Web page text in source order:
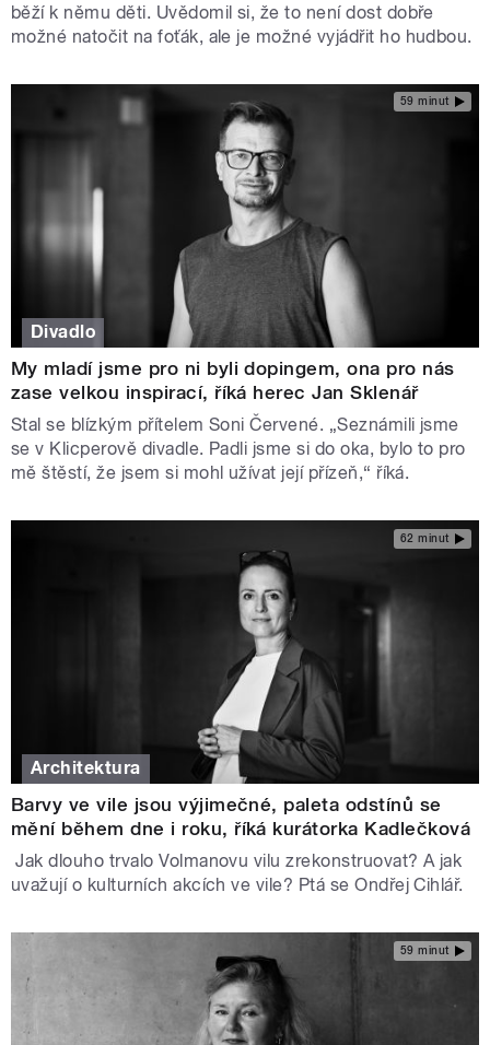
běží k němu děti. Uvědomil si, že to není dost dobře
možné natočit na foťák, ale je možné vyjádřit ho hudbou.
59 minut
Divadlo
My mladí jsme pro ni byli dopingem, ona pro nás
zase velkou inspirací, říká herec Jan Sklenář
Stal se blízkým přítelem Soni Červené. „Seznámili jsme
se v Klicperově divadle. Padli jsme si do oka, bylo to pro
mě štěstí, že jsem si mohl užívat její přízeň,“ říká.
62 minut
Architektura
Barvy ve vile jsou výjimečné, paleta odstínů se
mění během dne i roku, říká kurátorka Kadlečková
Jak dlouho trvalo Volmanovu vilu zrekonstruovat? A jak
uvažují o kulturních akcích ve vile? Ptá se Ondřej Cihlář.
59 minut